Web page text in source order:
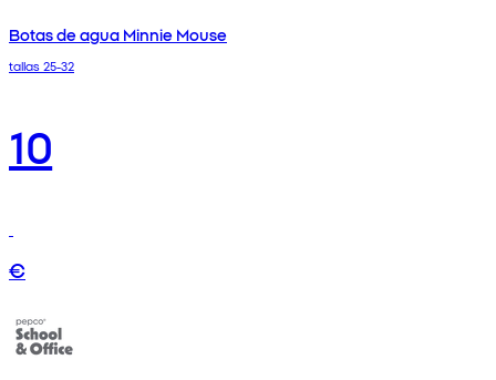
Botas de agua Minnie Mouse
tallas 25-32
10
€